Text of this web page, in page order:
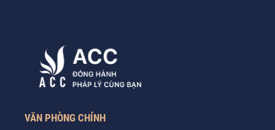
VĂN PHÒNG CHÍNH